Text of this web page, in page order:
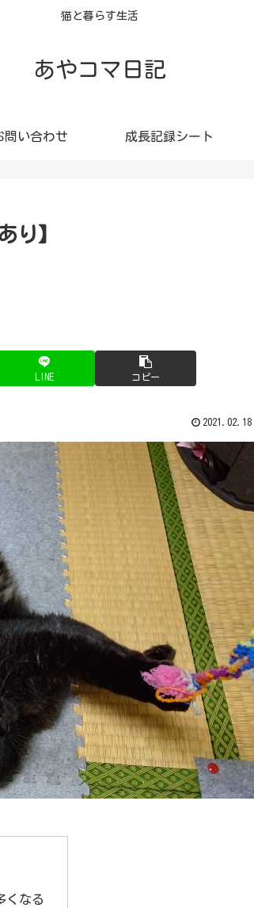
猫と暮らす生活
あやコマ日記
問い合わせ 成長記録シート
り】
LINE コピー
2021.02.18
くなる